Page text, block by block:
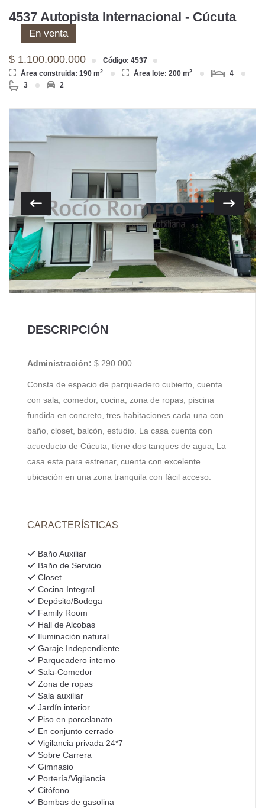
4537 Autopista Internacional - Cúcuta
En venta
$ 1.100.000.000
Código: 4537
Área construida: 190 m2 Área lote: 200 m2
4
3
2
Previous Next
DESCRIPCIÓN
Administración: $ 290.000
Consta de espacio de parqueadero cubierto, cuenta
con sala, comedor, cocina, zona de ropas, piscina
fundida en concreto, tres habitaciones cada una con
baño, closet, balcón, estudio. La casa cuenta con
acueducto de Cúcuta, tiene dos tanques de agua, La
casa esta para estrenar, cuenta con excelente
ubicación en una zona tranquila con fácil acceso.
CARACTERÍSTICAS
Baño Auxiliar
Baño de Servicio
Closet
Cocina Integral
Depósito/Bodega
Family Room
Hall de Alcobas
Iluminación natural
Garaje Independiente
Parqueadero interno
Sala-Comedor
Zona de ropas
Sala auxiliar
Jardín interior
Piso en porcelanato
En conjunto cerrado
Vigilancia privada 24*7
Sobre Carrera
Gimnasio
Portería/Vigilancia
Citófono
Bombas de gasolina